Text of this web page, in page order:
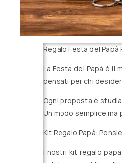
Regalo Festa del
La Festa del Papà è il
pensati per chi
Ogni proposta è
Un modo semplice
Kit Regalo Papà:
I nostri kit regalo